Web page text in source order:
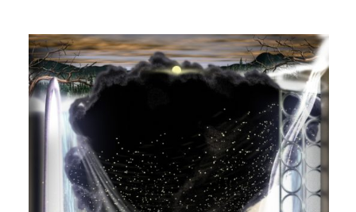
PLAYER NON PLAYER (REMIXES)